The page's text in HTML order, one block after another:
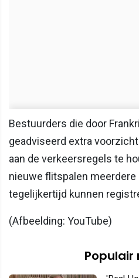
Bestuurders die door
geadviseerd extra
aan de verkeersregels te
nieuwe flitspalen
tegelijkertijd kunnen
(Afbeelding: YouTube)
Populair